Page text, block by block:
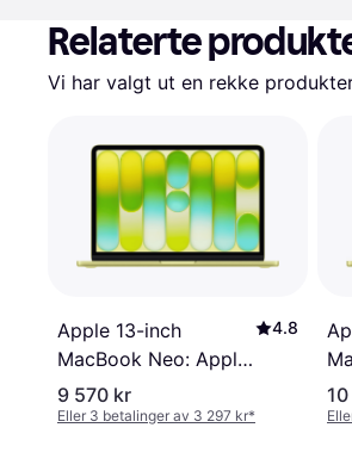
Relaterte
Vi har valgt ut en rekke
Apple 13-inch
MacBook Neo: Apple
A18 Pro chip with 6-
core CPU and 5-core
4.8
9 570 kr
Eller 3 betalinger av 3 297 kr*